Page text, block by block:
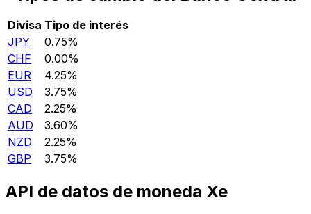
Divisa Tipo de interés
JPY
0.75%
CHF
0.00%
EUR
4.25%
USD
3.75%
CAD
2.25%
AUD
3.60%
NZD
2.25%
GBP
3.75%
API de datos de moneda Xe